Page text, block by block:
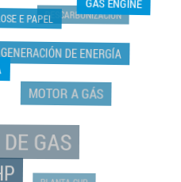
DESCARBONIZACIÓN
E PAPEL
GAS ENGINE
GENERACIÓN DE ENERGÍA
MOTOR A GÁS
GAS